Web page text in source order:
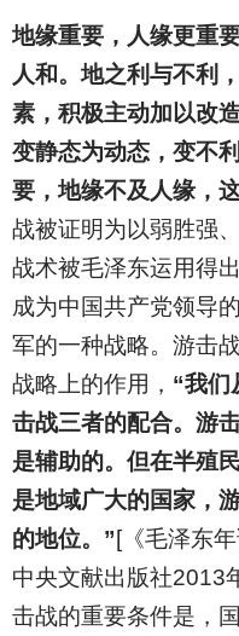
地缘重要，人缘更重
人和。地之利与不利
素，积极主动加以改
变静态为动态，变不
要，地缘不及人缘，
战被证明为以弱胜强
战术被毛泽东运用得
成为中国共产党领导
军的一种战略。游击
战略上的作用， “我们
击战三者的配合。游
是辅助的。但在半殖
是地域广大的国家，
的地位。” [《毛泽东
中央文献出版社2013
击战的重要条件是，